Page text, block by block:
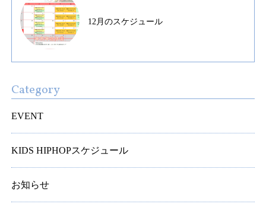
12月のスケジュール
Category
EVENT
KIDS HIPHOPスケジュール
お知らせ